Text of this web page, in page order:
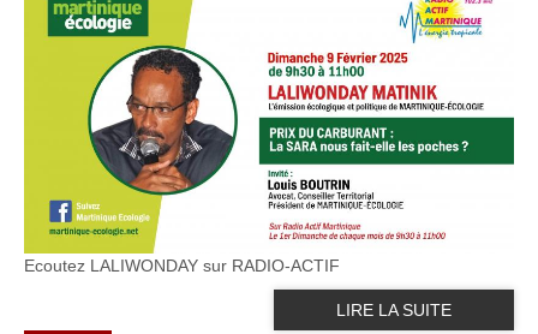
Ecoutez LALIWONDAY sur RADIO-ACTIF
LIRE LA SUITE